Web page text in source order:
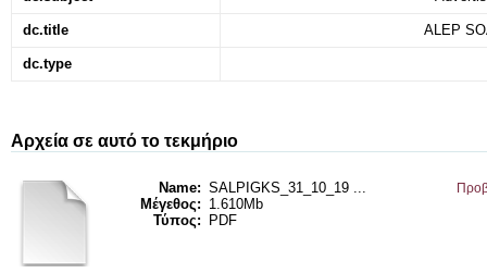
dc.title ALEP
dc.type
Αρχεία σε αυτό το τεκμήριο
Name: SALPIGKS_31_10_19 ...
Μέγεθος: 1.610Mb
Τύπος:
PDF